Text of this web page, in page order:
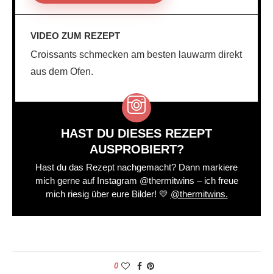
VIDEO ZUM REZEPT
Croissants schmecken am besten lauwarm direkt
aus dem Ofen.
HAST DU DIESES REZEPT
AUSPROBIERT?
Hast du das Rezept nachgemacht? Dann markiere
mich gerne auf Instagram @thermitwins – ich freue
mich riesig über eure Bilder! 💛 @thermitwins.
0